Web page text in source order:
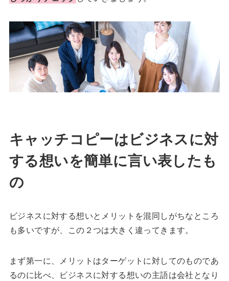
キャッチコピーはビジネスに対
する想いを簡単に言い表したも
の
ビジネスに対する想いとメリットを混同しがちなところ
も多いですが、この２つは大きく違ってきます。
まず第一に、メリットはターゲットに対してのものであ
るのに比べ、ビジネスに対する想いの主語は会社となり